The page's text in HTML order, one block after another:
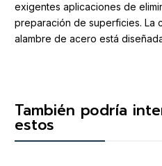
exigentes aplicaciones de
preparación de superficies. La
alambre de acero está
También podría
estos